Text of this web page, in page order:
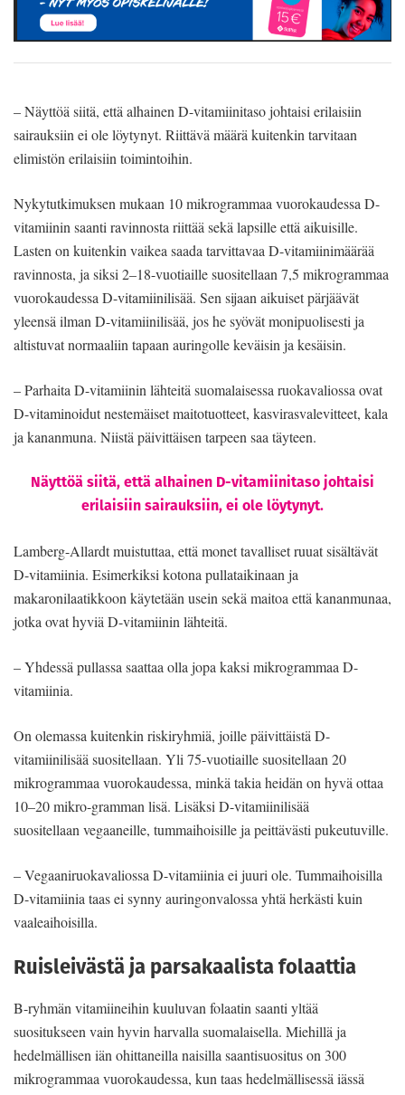
– Näyttöä siitä, että alhainen D-vi­tamiinitaso johtaisi erilaisiin
sairauk­siin ei ole löytynyt. Riittävä määrä kui­tenkin tarvitaan
elimistön erilaisiin toi­mintoihin.
Nykytutkimuksen mukaan 10 mikrogrammaa vuorokaudessa D-
vitamiinin saanti ravinnosta riittää sekä lapsille et­tä aikuisille.
Lasten on kuitenkin vai­kea saada tarvittavaa D-vitamiinimää­rää
ravinnosta, ja siksi 2–18-vuotiail­le suositellaan 7,5 mikrogrammaa
vuo­rokaudessa D-vitamiinilisää. Sen sijaan aikuiset pärjäävät
yleensä ilman D-vita­miinilisää, jos he syövät monipuolises­ti ja
altistuvat normaaliin tapaan aurin­golle keväisin ja kesäisin.
– Parhaita D-vitamiinin lähteitä suomalaisessa ruokavaliossa ovat
D-vi­taminoidut nestemäiset maitotuotteet, kasvirasvalevitteet, kala
ja kananmuna. Niistä päivittäisen tarpeen saa täyteen.
Näyttöä siitä, että alhainen D-vitamiinitaso johtaisi
erilaisiin sairauksiin, ei ole löytynyt.
Lamberg-Allardt muistuttaa, että monet tavalliset ruuat sisältävät
D-vi­tamiinia. Esimerkiksi kotona pulla­taikinaan ja
makaronilaatikkoon käy­tetään usein sekä maitoa että kanan­munaa,
jotka ovat hyviä D-vitamiinin lähteitä.
– Yhdessä pullassa saattaa olla jopa kaksi mikrogrammaa D-
vitamiinia.
On olemassa kuitenkin riskiryhmiä, joille päivittäistä D-
vitamiinilisää suosi­tellaan. Yli 75-vuotiaille suositellaan 20
mikrogrammaa vuorokaudessa, minkä takia heidän on hyvä ottaa
10–20 mikro-gramman lisä. Lisäksi D-vitamiinilisää
suositellaan vegaaneille, tummaihoisil­le ja peittävästi pukeutuville.
– Vegaaniruokavaliossa D-vitamii­nia ei juuri ole. Tummaihoisilla
D-vitamiinia taas ei synny auringonvalossa yhtä herkästi kuin
vaaleaihoisilla.
Ruisleivästä ja parsakaalista folaattia
B-ryhmän vitamiineihin kuuluvan fo­laatin saanti yltää
suositukseen vain hyvin harvalla suomalaisella. Miehil­lä ja
hedelmällisen iän ohittaneilla nai­silla saantisuositus on 300
mikrogram­maa vuorokaudessa, kun taas hedelmäl­lisessä iässä